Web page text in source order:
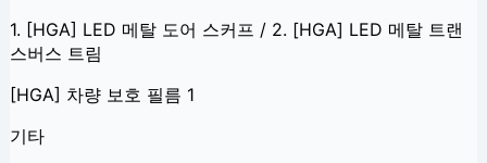
1. [HGA] LED 메탈 도어 스커프 / 2. [HGA] LED 메탈 트랜
스버스 트림
[HGA] 차량 보호 필름 1
기타